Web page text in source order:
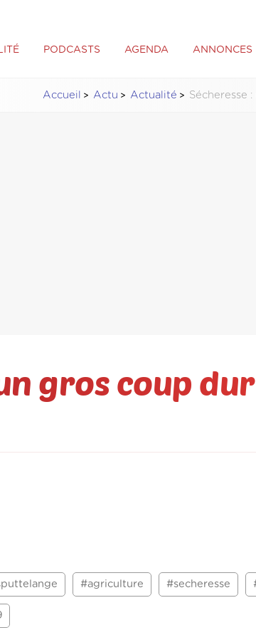
PODCASTS AGENDA ANNONCES
Accueil Actu Actualité Sécheresse
gros coup
#agriculture #secheresse